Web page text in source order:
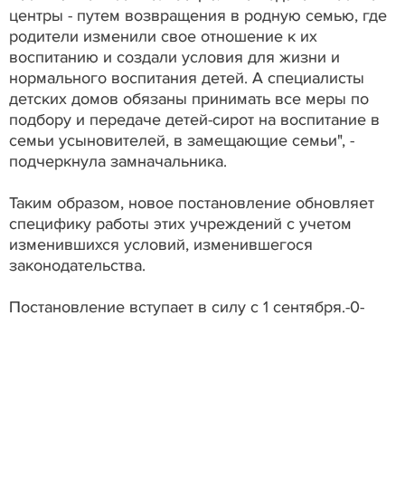
центры - путем возвращения в родную семью, где
родители изменили свое отношение к их
воспитанию и создали условия для жизни и
нормального воспитания детей. А специалисты
детских домов обязаны принимать все меры по
подбору и передаче детей-сирот на воспитание в
семьи усыновителей, в замещающие семьи", -
подчеркнула замначальника.
Таким образом, новое постановление обновляет
специфику работы этих учреждений с учетом
изменившихся условий, изменившегося
законодательства.
Постановление вступает в силу с 1 сентября.-0-